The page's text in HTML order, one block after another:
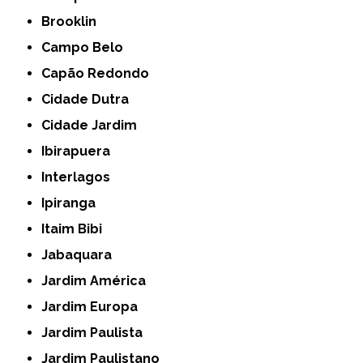
Brooklin
Campo Belo
Capão Redondo
Cidade Dutra
Cidade Jardim
Ibirapuera
Interlagos
Ipiranga
Itaim Bibi
Jabaquara
Jardim América
Jardim Europa
Jardim Paulista
Jardim Paulistano